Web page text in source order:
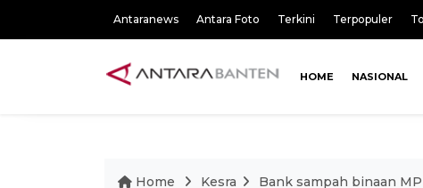
Antaranews Antara Foto Terkini Terpopuler
HOME NASIONAL
Home Kesra Bank sampah binaan